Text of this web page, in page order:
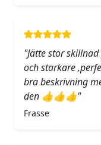
"Jätte stor
och starkare
bra beskrivning
den 👍👍👍"
Frasse